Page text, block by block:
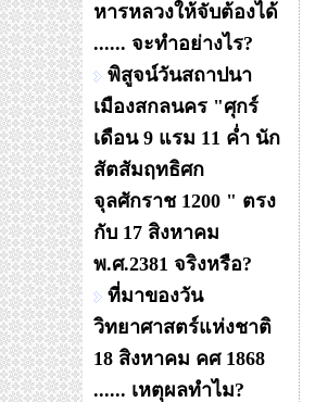
หารหลวงให้จับต้องได้
...... จะทำอย่างไร?
พิสูจน์วันสถาปนา
เมืองสกลนคร "ศุกร์
เดือน 9 แรม 11 ค่ำ นัก
สัตสัมฤทธิศก
จุลศักราช 1200 " ตรง
กับ 17 สิงหาคม
พ.ศ.2381 จริงหรือ?
ที่มาของวัน
วิทยาศาสตร์แห่งชาติ
18 สิงหาคม คศ 1868
...... เหตุผลทำไม?